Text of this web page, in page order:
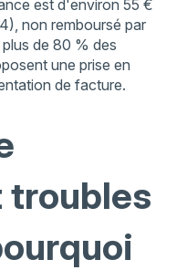
est d'environ 55 €
non remboursé par
de 80 % des
une prise en
de facture.
troubles